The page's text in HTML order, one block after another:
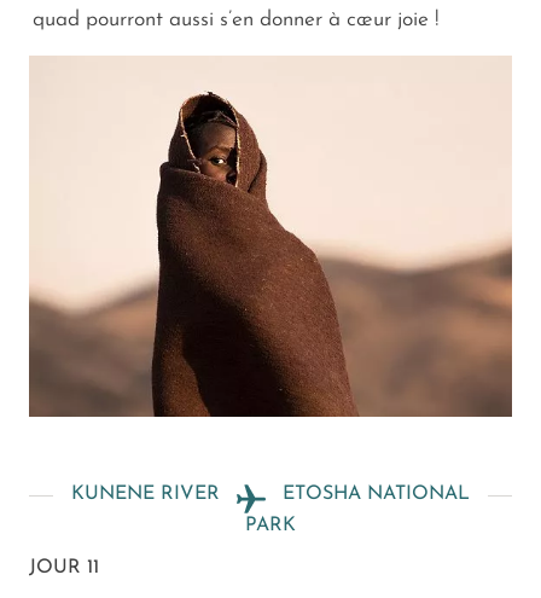
quad pourront aussi s’en donner à cœur joie !
KUNENE RIVER
ETOSHA NATIONAL
PARK
JOUR 11